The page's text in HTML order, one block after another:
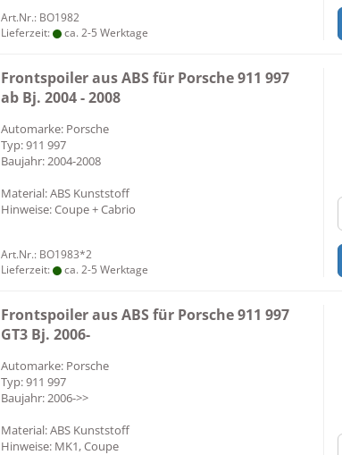
Art.Nr.: BO1982
Lieferzeit:
ca. 2-5 Werktage
Frontspoiler aus ABS für Porsche 911 997
ab Bj. 2004 - 2008
Automarke: Porsche
Typ: 911 997
Baujahr: 2004-2008
Material: ABS Kunststoff
Hinweise: Coupe + Cabrio
Art.Nr.: BO1983*2
Lieferzeit:
ca. 2-5 Werktage
Frontspoiler aus ABS für Porsche 911 997
GT3 Bj. 2006-
Automarke: Porsche
Typ: 911 997
Baujahr: 2006->>
Material: ABS Kunststoff
Hinweise: MK1, Coupe